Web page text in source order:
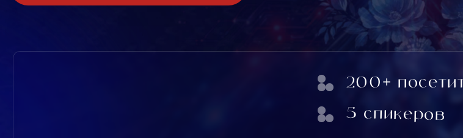
200+ посетителей
5 спикеров